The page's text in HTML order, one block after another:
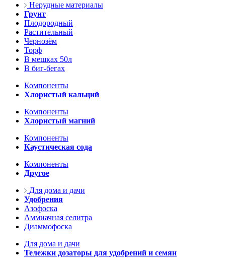
Нерудные материалы
Грунт
Плодородный
Растительный
Чернозём
Торф
В мешках 50л
В биг-бегах
Компоненты
Хлористый кальций
Компоненты
Хлористый магний
Компоненты
Каустическая сода
Компоненты
Другое
Для дома и дачи
Удобрения
Азофоска
Аммиачная селитра
Диаммофоска
Для дома и дачи
Тележки дозаторы для удобрений и семян